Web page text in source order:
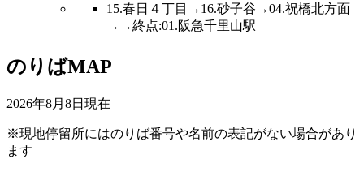
15.春日４丁目→16.砂子谷→04.祝橋北方面
→→終点:01.阪急千里山駅
のりばMAP
2026年8月8日 現在
※現地停留所にはのりば番号や名前の表記がない場合があり
ます